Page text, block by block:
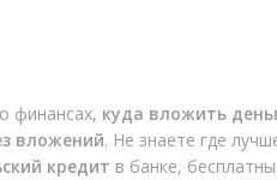
финансах, куда вложить
вложений. Не знаете где
кредит в банке,